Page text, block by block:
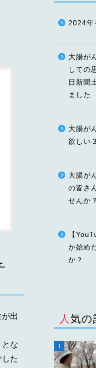
出
な
た
2024
大腸が
しての
日新聞
ました
大腸が
欲しい
大腸が
の皆さ
せんか？
【
か始め
か？
人気
1